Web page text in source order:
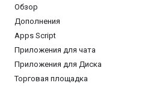
Обзор
Дополнения
Apps Script
Приложения для чата
Приложения для Диска
Торговая площадка